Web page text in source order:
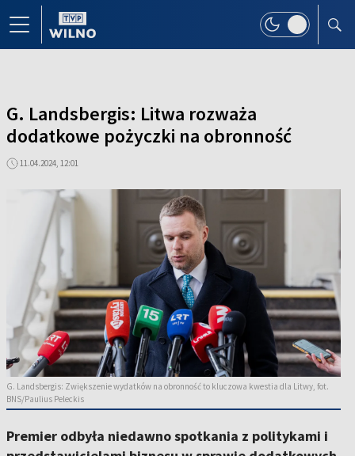
G. Landsbergis: Litwa rozważa
dodatkowe pożyczki na obronność
11.04.2024, 12:01
G. Landsbergis: Zwiększenie wydatków na obronność to kluczowa kwestia dla Litwy, fot.
BNS/Paulius Peleckis
Premier odbyła niedawno spotkania z politykami i